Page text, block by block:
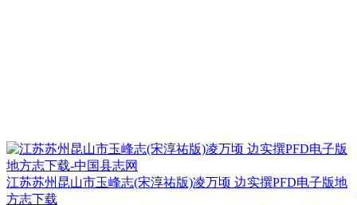
江苏苏州昆山市玉峰志(宋淳祐版)凌万顷 边实撰PFD电子版地
方志下载